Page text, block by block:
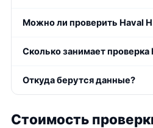
Можно ли проверить Haval
Сколько занимает проверка
Откуда берутся данные?
Стоимость